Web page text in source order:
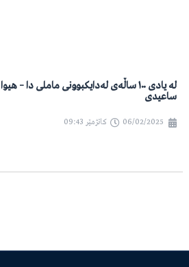
لە یادی ١٠٠ ساڵەی لەدایکبوونی ماملی دا – هیوا
ساعیدی
06/02/2025 کاتژمێر 09:43